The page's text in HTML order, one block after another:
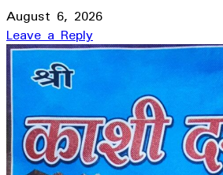
August 6, 2026
Leave a Reply